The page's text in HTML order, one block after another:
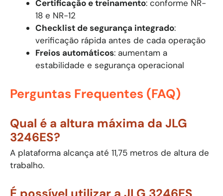
Certificação e treinamento: conforme NR-
18 e NR-12
Checklist de segurança integrado:
verificação rápida antes de cada operação
Freios automáticos: aumentam a
estabilidade e segurança operacional
Perguntas Frequentes (FAQ)
Qual é a altura máxima da JLG
3246ES?
A plataforma alcança até 11,75 metros de altura de
trabalho.